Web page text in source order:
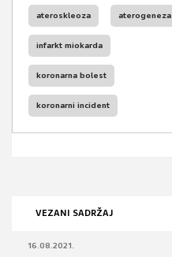
ateroskleoza aterogeneza
infarkt miokarda
koronarna bolest
koronarni incident
VEZANI SADRŽAJ
16.08.2021.